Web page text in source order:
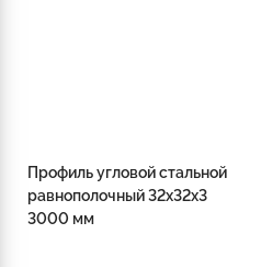
Профиль угловой стальной
равнополочный 32х32х3
3000 мм